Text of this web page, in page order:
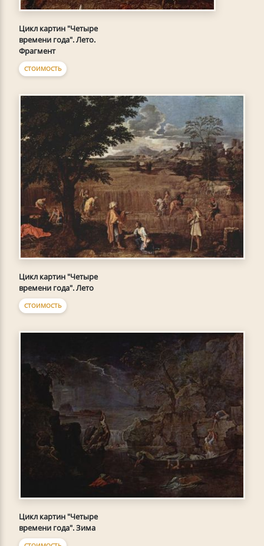
Цикл картин "Четыре
времени года". Лето.
Фрагмент
СТОИМОСТЬ
Цикл картин "Четыре
времени года". Лето
СТОИМОСТЬ
Цикл картин "Четыре
времени года". Зима